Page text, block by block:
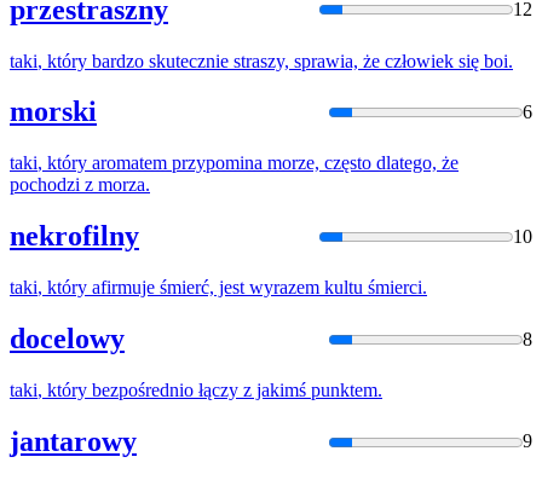
przestraszny 12
taki, który bardzo skutecznie straszy, sprawia, że człowiek się boi.
morski 6
taki, który aromatem przypomina morze, często dlatego, że
pochodzi z morza.
nekrofilny 10
taki, który afirmuje śmierć, jest wyrazem kultu śmierci.
docelowy 8
taki, który bezpośrednio łączy z jakimś punktem.
jantarowy 9